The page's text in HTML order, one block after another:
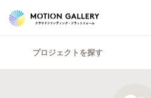
プロジェクトを探す